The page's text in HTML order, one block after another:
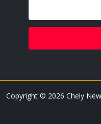
Copyright © 2026Chely